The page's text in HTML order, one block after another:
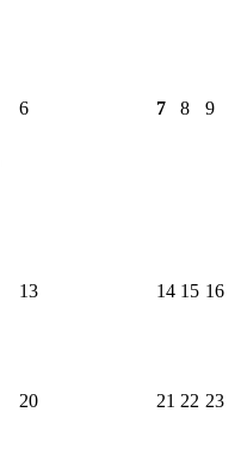
6 7 8 9
13 14 15 16
20 21 22 23